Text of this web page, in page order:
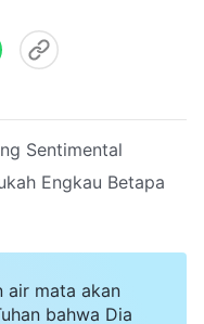
Sentimental
Engkau Betapa
air mata akan
bahwa Dia